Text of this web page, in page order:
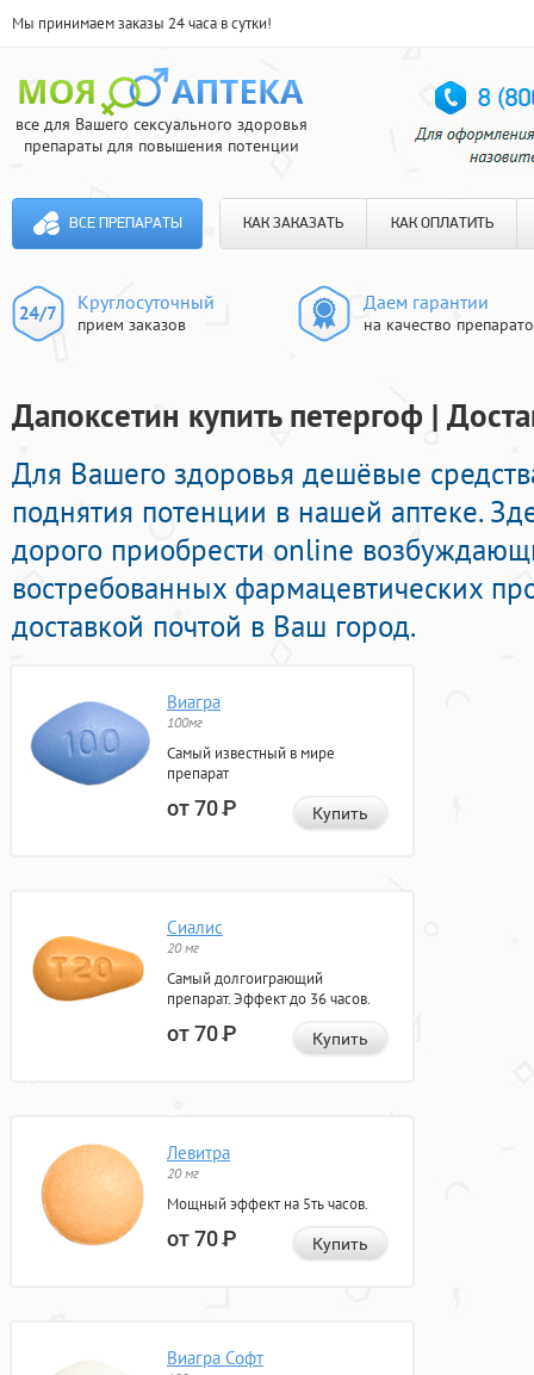
Мы принимаем заказы 24 часа в сутки!
все для Вашего сексуального здоровья
препараты для повышения потенции
ВСЕ ПРЕПАРАТЫ КАК ЗАКАЗАТЬ КАК ОПЛАТИТЬ
Круглосуточный
прием заказов
Даем гарантии
на качество
Дапоксетин купить петергоф |
Для Вашего здоровья дешёвые
поднятия потенции в нашей аптеке.
дорого приобрести online
востребованных фармацевтических
доставкой почтой в Ваш город.
Виагра
100мг
Самый известный в мире
препарат
от 70Р Купить
Сиалис
20 мг
Самый долгоиграющий
препарат. Эффект до 36 часов.
от 70Р Купить
Левитра
20 мг
Мощный эффект на 5ть часов.
от 70Р Купить
Виагра Софт